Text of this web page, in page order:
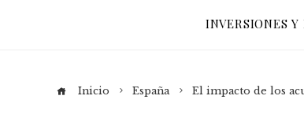
INVERSIONES Y
Inicio España El impacto de los